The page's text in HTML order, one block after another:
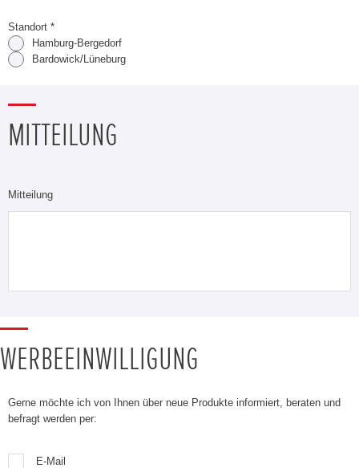
Standort *
Hamburg-Bergedorf
Bardowick/Lüneburg
MITTEILUNG
Mitteilung
WERBEEINWILLIGUNG
Gerne möchte ich von Ihnen über neue Produkte informiert, beraten und
befragt werden per:
E-Mail